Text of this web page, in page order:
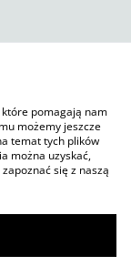
cookie
które pomagają nam
możemy jeszcze
temat tych plików
można uzyskać,
się z naszą